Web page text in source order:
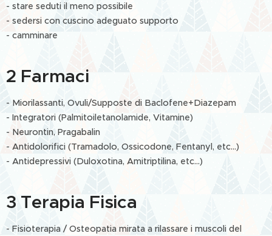
- stare seduti il meno possibile
- sedersi con cuscino adeguato supporto
- camminare
2 Farmaci
- Miorilassanti, Ovuli/Supposte di Baclofene+Diazepam
- Integratori (Palmitoiletanolamide, Vitamine)
- Neurontin, Pragabalin
- Antidolorifici (Tramadolo, Ossicodone, Fentanyl, etc...)
- Antidepressivi (Duloxotina, Amitriptilina, etc...)
3 Terapia Fisica
- Fisioterapia / Osteopatia mirata a rilassare i muscoli del